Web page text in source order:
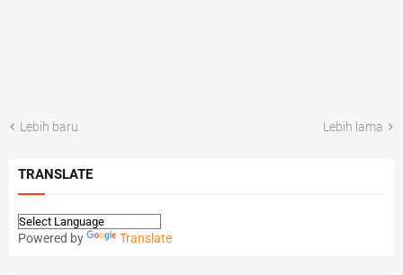
Lebih baru Lebih lama
TRANSLATE
Powered by Translate